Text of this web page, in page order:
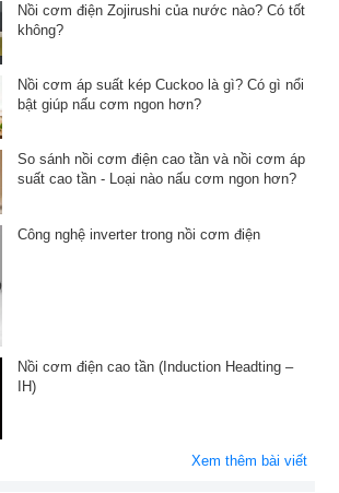
Nồi cơm điện Zojirushi của nước nào? Có tốt
không?
Nồi cơm áp suất kép Cuckoo là gì? Có gì nổi
bật giúp nấu cơm ngon hơn?
So sánh nồi cơm điện cao tần và nồi cơm áp
suất cao tần - Loại nào nấu cơm ngon hơn?
Công nghệ inverter trong nồi cơm điện
Nồi cơm điện cao tần (Induction Headting –
IH)
Xem thêm bài viết